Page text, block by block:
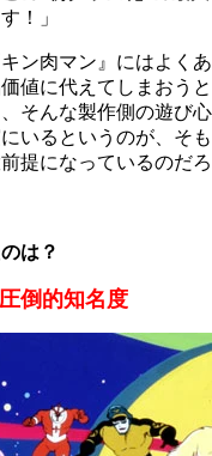
！」
ン肉マン』にはよくあ
値に代えてしまおうと
そんな製作側の遊び心
いるというのが、そも
提になっているのだろ
は？
倒的知名度